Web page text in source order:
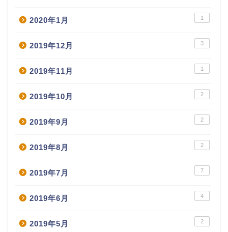
2020年1月 1
2019年12月 3
2019年11月 1
2019年10月 2
2019年9月 2
2019年8月 2
2019年7月 7
2019年6月 4
2019年5月 2